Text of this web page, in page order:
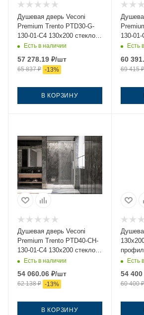
Душевая дверь Veconi
Premium Trento PTD30-G-
130-01-C4 130х200 стекло
прозрачное профиль
Есть в наличии
57 278.19 ₽/шт
65 837₽ -13%
В КОРЗИНУ
130-01-
Есть
60
69 415₽
Душевая дверь Veconi
Premium Trento PTD40-CH-
130-01-C4 130х200 стекло
прозрачное профиль хром
Есть в наличии
54 060.06 ₽/шт
62 138₽ -13%
В КОРЗИНУ
Есть
54 400
60 400₽